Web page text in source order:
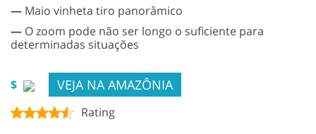
— Maio vinheta tiro panorâmico
— O zoom pode não ser longo o suficiente para
determinadas situações
$ VEJA NA AMAZÔNIA
Rating